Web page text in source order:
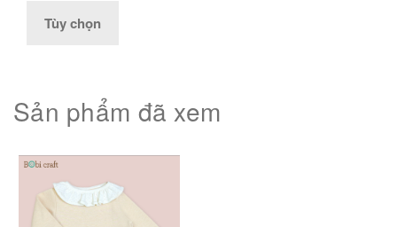
Tùy chọn
Sản phẩm đã xem